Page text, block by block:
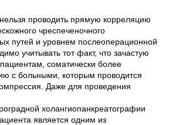
проводить прямую корреляцию
чреспеченочного
путей и уровнем послеоперационной
учитывать тот факт, что зачастую
соматически более
с больными, которым проводится
Даже для проведения
холангиопанкреатографии
является одним из